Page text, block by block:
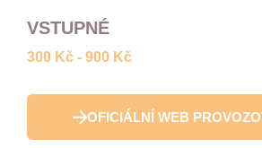
VSTUPNÉ
300 Kč - 900 Kč
OFICIÁLNÍ WEB